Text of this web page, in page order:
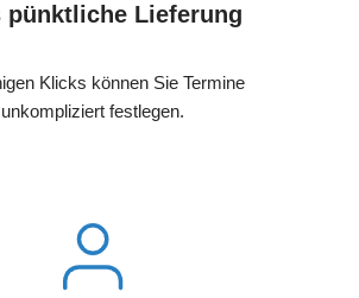
pünktliche Lieferung
Klicks können Sie Termine
unkompliziert festlegen.